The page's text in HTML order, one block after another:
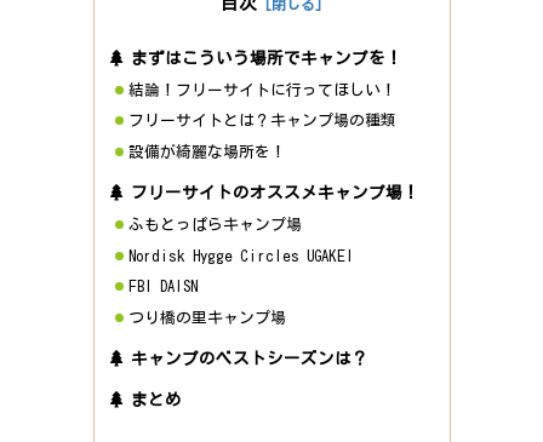
まずはこういう場所でキャンプを！
結論！フリーサイトに行ってほしい！
フリーサイトとは？キャンプ場の種類
設備が綺麗な場所を！
フリーサイトのオススメキャンプ場！
ふもとっぱらキャンプ場
Nordisk Hygge Circles UGAKEI
FBI DAISN
つり橋の里キャンプ場
キャンプのベストシーズンは？
まとめ